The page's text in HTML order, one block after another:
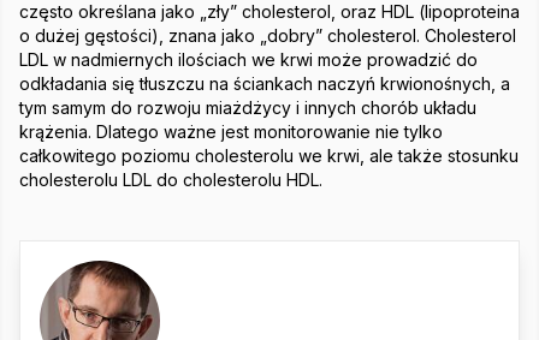
często określana jako „zły” cholesterol, oraz HDL (lipoproteina
o dużej gęstości), znana jako „dobry” cholesterol. Cholesterol
LDL w nadmiernych ilościach we krwi może prowadzić do
odkładania się tłuszczu na ściankach naczyń krwionośnych, a
tym samym do rozwoju miażdżycy i innych chorób układu
krążenia. Dlatego ważne jest monitorowanie nie tylko
całkowitego poziomu cholesterolu we krwi, ale także stosunku
cholesterolu LDL do cholesterolu HDL.